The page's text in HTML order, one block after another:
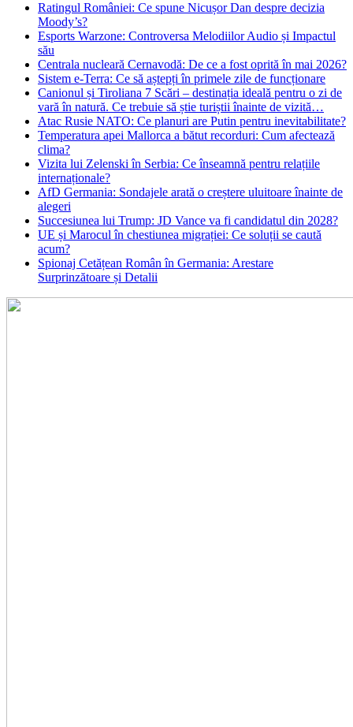
Ratingul României: Ce spune Nicușor Dan despre decizia
Moody’s?
Esports Warzone: Controversa Melodiilor Audio și Impactul
său
Centrala nucleară Cernavodă: De ce a fost oprită în mai 2026?
Sistem e-Terra: Ce să aștepți în primele zile de funcționare
Canionul și Tiroliana 7 Scări – destinația ideală pentru o zi de
vară în natură. Ce trebuie să știe turiștii înainte de vizită…
Atac Rusie NATO: Ce planuri are Putin pentru inevitabilitate?
Temperatura apei Mallorca a bătut recorduri: Cum afectează
clima?
Vizita lui Zelenski în Serbia: Ce înseamnă pentru relațiile
internaționale?
AfD Germania: Sondajele arată o creștere uluitoare înainte de
alegeri
Succesiunea lui Trump: JD Vance va fi candidatul din 2028?
UE și Marocul în chestiunea migrației: Ce soluții se caută
acum?
Spionaj Cetățean Român în Germania: Arestare
Surprinzătoare și Detalii